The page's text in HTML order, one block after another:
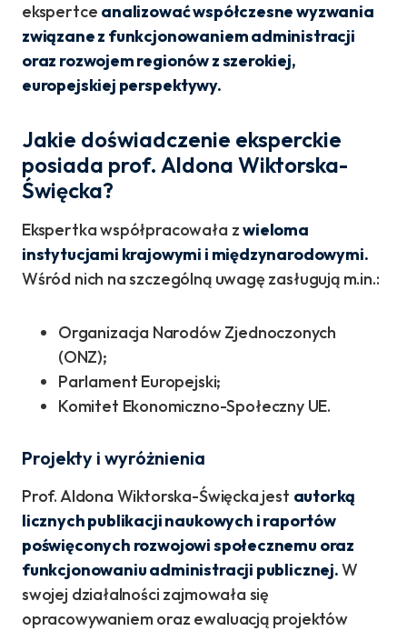
ekspertce analizować współczesne wyzwania
związane z funkcjonowaniem administracji
oraz rozwojem regionów z szerokiej,
europejskiej perspektywy.
Jakie doświadczenie eksperckie
posiada prof. Aldona Wiktorska-
Święcka?
Ekspertka współpracowała zwieloma
instytucjami krajowymi i międzynarodowymi.
Wśród nich na szczególną uwagę zasługują m.in.:
Organizacja Narodów Zjednoczonych
(ONZ);
Parlament Europejski;
Komitet Ekonomiczno-Społeczny UE.
Projekty i wyróżnienia
Prof. Aldona Wiktorska-Święcka jest autorką
licznych publikacji naukowych i raportów
poświęconych rozwojowi społecznemu oraz
funkcjonowaniu administracji publicznej.W
swojej działalności zajmowała się
opracowywaniem oraz ewaluacją projektów